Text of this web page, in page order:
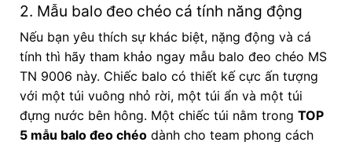
2. Mẫu balo đeo chéo cá tính năng động
Nếu bạn yêu thích sự khác biệt, nặng động và cá
tính thì hãy tham khảo ngay mẫu balo đeo chéo MS
TN 9006 này. Chiếc balo có thiết kế cực ấn tượng
với một túi vuông nhỏ rời, một túi ẩn và một túi
đựng nước bên hông. Một chiếc túi nằm trong TOP
5 mẫu balo đeo chéodành cho team phong cách